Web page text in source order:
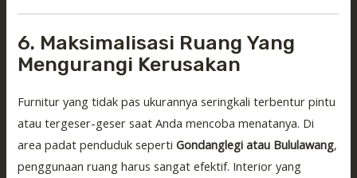
6. Maksimalisasi Ruang Yang
Mengurangi Kerusakan
Furnitur yang tidak pas ukurannya seringkali terbentur pintu
atau tergeser-geser saat Anda mencoba menatanya. Di
area padat penduduk sepertiGondanglegi atau Bululawang,
penggunaan ruang harus sangat efektif. Interior yang